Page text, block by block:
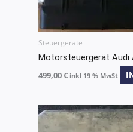
Steuergeräte
Motorsteuergerät Audi
499,00€ inkl 19 % MwSt